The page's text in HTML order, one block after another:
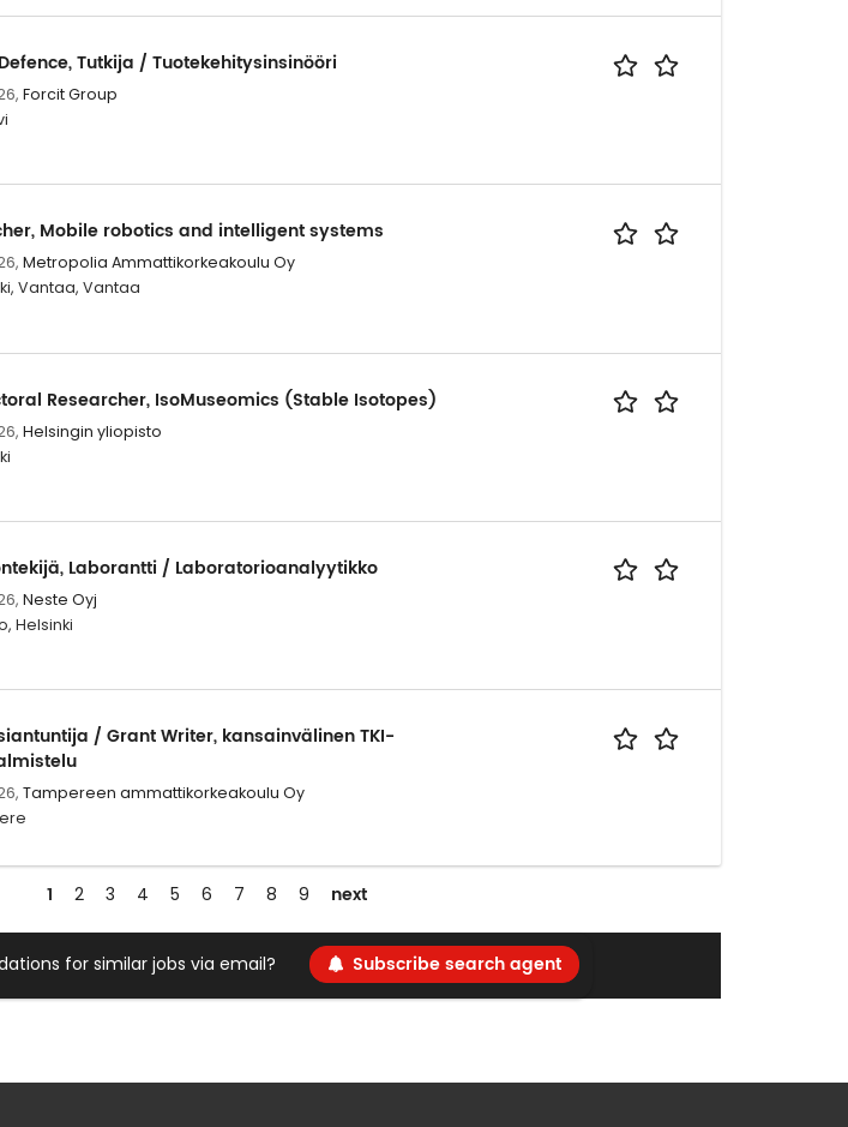
Defence, Tutkija / Tuotekehitysinsinööri
Forcit Group
Mobile robotics and intelligent systems
Metropolia Ammattikorkeakoulu Oy
Vantaa, Vantaa
Researcher, IsoMuseomics (Stable Isotopes)
Helsingin yliopisto
Laborantti / Laboratorioanalyytikko
Neste Oyj
Helsinki
/ Grant Writer, kansainvälinen TKI-
Tampereen ammattikorkeakoulu Oy
1 2 3 4 5 6 7 8 9 next
for similar jobs via email? Subscribe search agent